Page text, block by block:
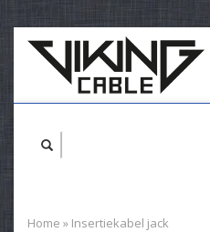
Home » Insertiekabel jack